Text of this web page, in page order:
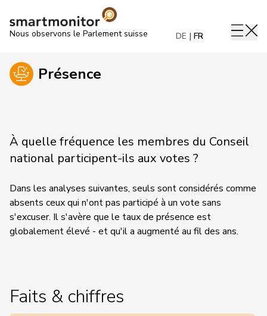
Nous observons le Parlement suisse DE FR
Présence
À quelle fréquence les membres du Conseil
national participent-ils aux votes ?
Dans les analyses suivantes, seuls sont considérés comme
absents ceux qui n'ont pas participé à un vote sans
s'excuser. Il s'avère que le taux de présence est
globalement élevé - et qu'il a augmenté au fil des ans.
Faits & chiffres